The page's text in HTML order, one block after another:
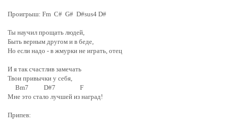
Проигрыш: Fm C# G# D#sus4 D#
Ты научил прощать людей,
Быть верным другом и в беде,
Но если надо - в жмурки не играть, отец
И я так счастлив замечать
Твои привычки у себя,
Bm7 D#7 F
Мне это стало лучшей из наград!
Припев: